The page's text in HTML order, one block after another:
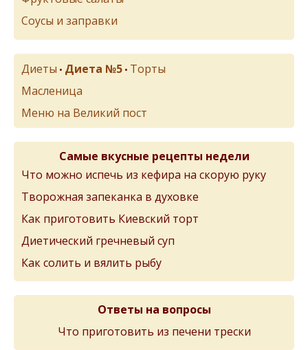
Соусы и заправки
Диеты • Диета №5 • Торты
Масленица
Меню на Великий пост
Самые вкусные рецепты недели
Что можно испечь из кефира на скорую руку
Творожная запеканка в духовке
Как приготовить Киевский торт
Диетический гречневый суп
Как солить и вялить рыбу
Ответы на вопросы
Что приготовить из печени трески